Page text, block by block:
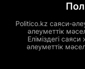
Politico.kz саяси-
әлеуметтік
Еліміздегі
әлеуметтік